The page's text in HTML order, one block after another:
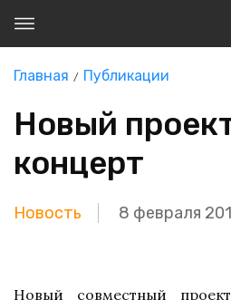
Главная Публикации
Новый
концерт
Новость 8 февраля
Новый совместный